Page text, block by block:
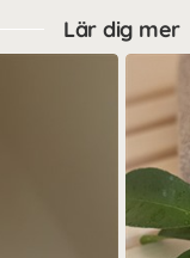
Lär dig mer